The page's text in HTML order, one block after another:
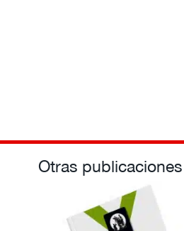
Otras